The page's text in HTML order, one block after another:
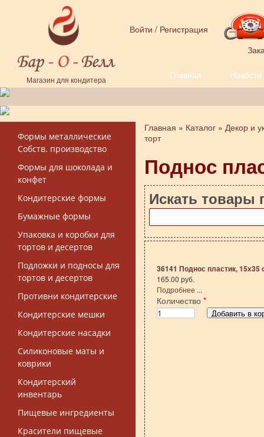
Перейти к основному содержанию
Магазин для кондитера
Войти / Регистрация
Главная Новости
Форма поиска
Формы металлические
Собств. производство
Формы для шоколада и
конфет
Кондитерские формы
Бумажные формы
Упаковка и коробки для
тортов и десертов
Подложки и подносы для
тортов и десертов
Противни кондитерские
Кондитерские мешки
Кондитерские насадки
Силиконовые маты и
коврики
Кондитерский
инвентарь
Пищевые ингредиенты
Красители пищевые
Вы здесь
Главная » Каталог » Декор и
торт
Поднос
Искать товары
36141 Поднос пластик, 15х35
165.00 руб.
Подробнее ...
Количество *